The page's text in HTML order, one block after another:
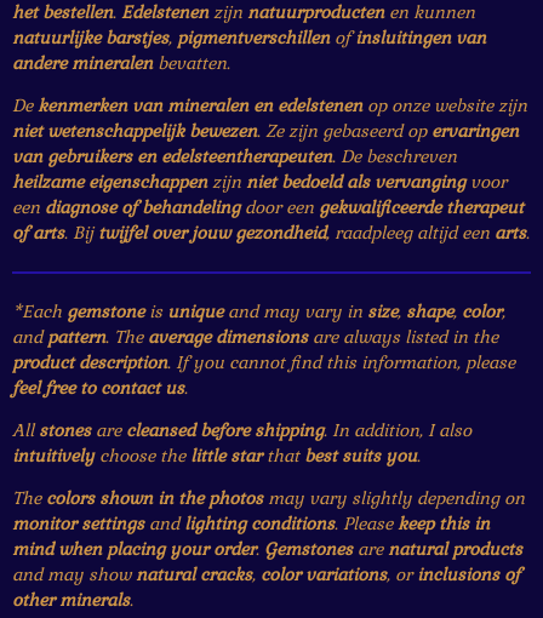
het bestellen. Edelstenenzijn natuurproductenen kunnen
natuurlijke barstjes, pigmentverschillenofinsluitingen van
andere mineralenbevatten.
Dekenmerken van mineralen en edelstenenop onze website zijn
niet wetenschappelijk bewezen. Ze zijn gebaseerd op ervaringen
van gebruikers en edelsteentherapeuten. De beschreven
heilzame eigenschappenzijn niet bedoeld als vervangingvoor
een diagnose of behandelingdoor een gekwalificeerde therapeut
of arts. Bijtwijfel over jouw gezondheid, raadpleeg altijd een arts.
*Each gemstoneis uniqueand may vary in size, shape, color,
andpattern. The average dimensionsare always listed in the
product description. If you cannot find this information, please
feel free to contact us.
Allstonesare cleansed before shipping. In addition, I also
intuitivelychoose the little starthat best suits you.
The colors shown in the photosmay vary slightly depending on
monitor settingsandlighting conditions. Pleasekeep this in
mind when placing your order. Gemstonesarenatural products
and may shownatural cracks, color variations, orinclusions of
other minerals.